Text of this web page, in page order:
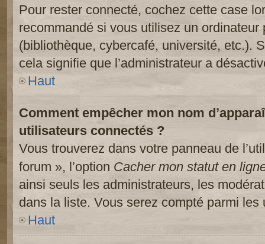
Pour rester connecté, cochez cette case
recommandé si vous utilisez un
(bibliothèque, cybercafé, université, etc.).
cela signifie que l’administrateur a
Haut
Comment empêcher mon nom
utilisateurs connectés ?
Vous trouverez dans votre panneau de
forum », l’option Cacher mon statut en
ainsi seuls les administrateurs, les
dans la liste. Vous serez compté parmi
Haut